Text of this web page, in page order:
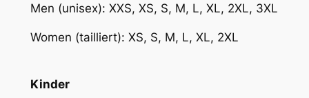
Men (unisex): XXS, XS, S, M, L, XL, 2XL, 3XL
Women (tailliert): XS, S, M, L, XL, 2XL
Kinder